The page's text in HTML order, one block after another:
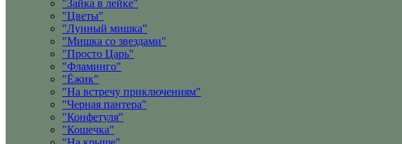
"Зайка в лейке"
"Цветы"
"Лунный мишка"
"Мишка со звездами"
"Просто Царь"
"Фламинго"
"Ёжик"
"На встречу приключениям"
"Черная пантера"
"Конфетуля"
"Кошечка"